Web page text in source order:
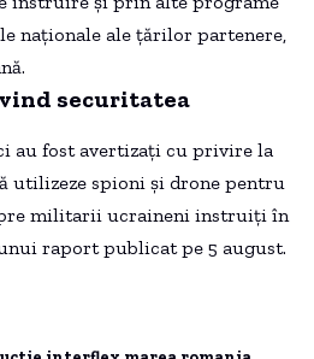
naționale ale țărilor partenere,
securitatea
au fost avertizați cu privire la
utilizeze spioni și drone pentru
militarii ucraineni instruiți în
raport publicat pe 5 august.